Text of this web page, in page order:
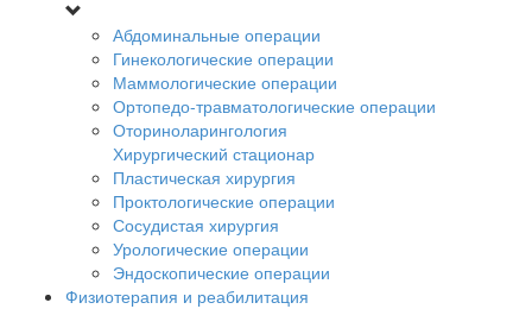
Абдоминальные операции
Гинекологические операции
Маммологические операции
Ортопедо-травматологические операции
Оториноларингология
Хирургический стационар
Пластическая хирургия
Проктологические операции
Сосудистая хирургия
Урологические операции
Эндоскопические операции
Физиотерапия и реабилитация